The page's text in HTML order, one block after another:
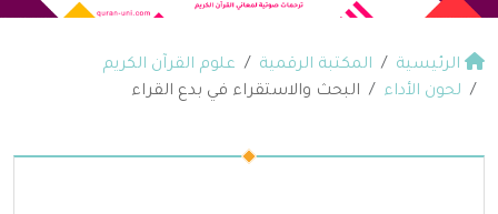
الرئيسية المكتبة الرقمية
علوم القرآن الكريم
لحون الأداء
البحث والاستقراء في بدع القراء